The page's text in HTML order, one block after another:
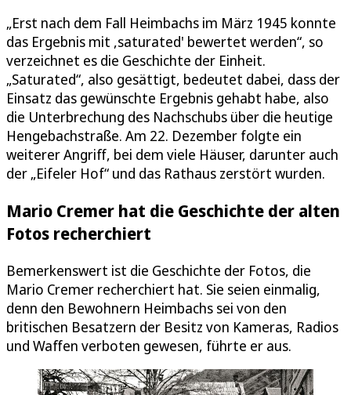
„Erst nach dem Fall Heimbachs im März 1945 konnte
das Ergebnis mit ,saturated' bewertet werden“, so
verzeichnet es die Geschichte der Einheit.
„Saturated“, also gesättigt, bedeutet dabei, dass der
Einsatz das gewünschte Ergebnis gehabt habe, also
die Unterbrechung des Nachschubs über die heutige
Hengebachstraße. Am 22. Dezember folgte ein
weiterer Angriff, bei dem viele Häuser, darunter auch
der „Eifeler Hof“ und das Rathaus zerstört wurden.
Mario Cremer hat die Geschichte der alten
Fotos recherchiert
Bemerkenswert ist die Geschichte der Fotos, die
Mario Cremer recherchiert hat. Sie seien einmalig,
denn den Bewohnern Heimbachs sei von den
britischen Besatzern der Besitz von Kameras, Radios
und Waffen verboten gewesen, führte er aus.